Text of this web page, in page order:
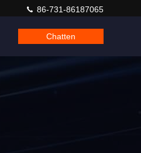
86-731-86187065
Chatten